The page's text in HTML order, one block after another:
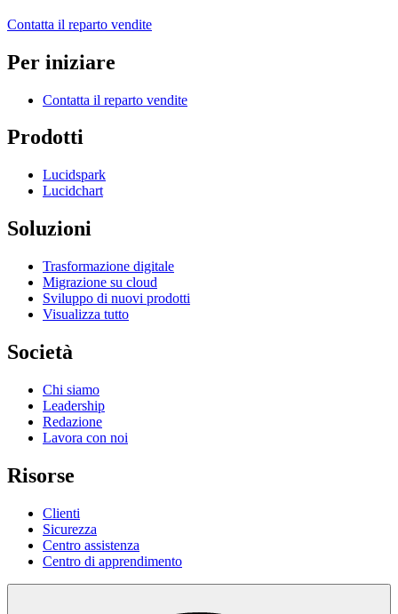
Contatta il reparto vendite
Per iniziare
Contatta il reparto vendite
Prodotti
Lucidspark
Lucidchart
Soluzioni
Trasformazione digitale
Migrazione su cloud
Sviluppo di nuovi prodotti
Visualizza tutto
Società
Chi siamo
Leadership
Redazione
Lavora con noi
Risorse
Clienti
Sicurezza
Centro assistenza
Centro di apprendimento